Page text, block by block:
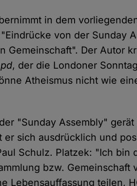
in dem
von der Sunday
Gemeinschaft". Der Autor
, der die Londoner
Atheismus nicht wie
"Sunday Assembly" gerät
er sich ausdrücklich und
Schulz. Platzek: "Ich bin
bzw. Gemeinschaft
Lebensauffassung teilen,